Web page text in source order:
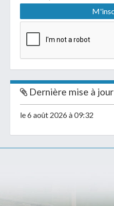
Dernière mise à jour
le 6 août 2026 à 09:32